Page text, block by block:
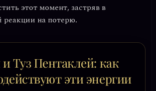
этот момент, застряв в
реакции на потерю.
Туз Пентаклей: как
эти энергии